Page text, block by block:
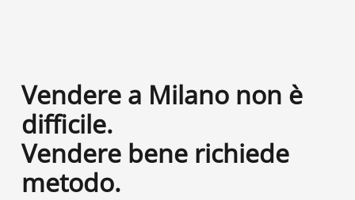
Vendere a Milano non è
difficile.
Vendere bene richiede
metodo.